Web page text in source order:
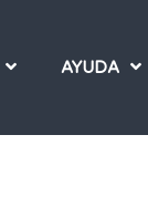
AYUDA